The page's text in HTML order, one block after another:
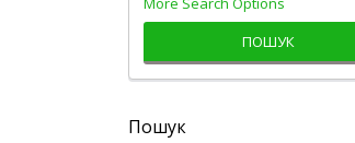
ПОШУК
Пошук